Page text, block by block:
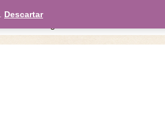
Descartar